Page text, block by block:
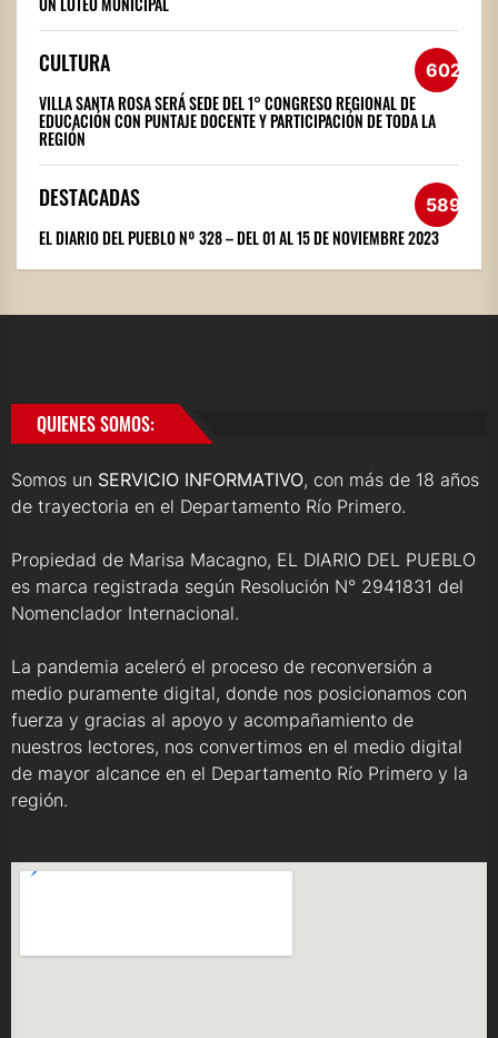
CULTURA 602
VILLA SANTA ROSA SERÁ SEDE DEL 1° CONGRESO REGIONAL DE
EDUCACIÓN CON PUNTAJE DOCENTE Y PARTICIPACIÓN DE TODA LA
REGIÓN
DESTACADAS 589
EL DIARIO DEL PUEBLO Nº 328 – DEL 01 AL 15 DE NOVIEMBRE 2023
QUIENES SOMOS:
Somos un SERVICIO INFORMATIVO, con más de 18 años
de trayectoria en el Departamento Río Primero.
Propiedad de Marisa Macagno, EL DIARIO DEL PUEBLO
es marca registrada según Resolución N° 2941831 del
Nomenclador Internacional.
La pandemia aceleró el proceso de reconversión a
medio puramente digital, donde nos posicionamos con
fuerza y gracias al apoyo y acompañamiento de
nuestros lectores, nos convertimos en el medio digital
de mayor alcance en el Departamento Río Primero y la
región.